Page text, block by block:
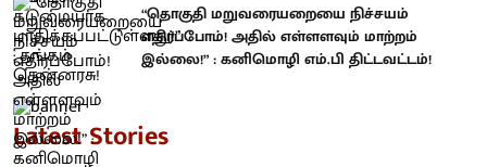
“தொகுதி மறுவரையறையை நிச்சயம்
எதிர்ப்போம்! அதில் எள்ளளவும் மாற்றம்
இல்லை!” : கனிமொழி எம்.பி திட்டவட்டம்!
Latest Stories